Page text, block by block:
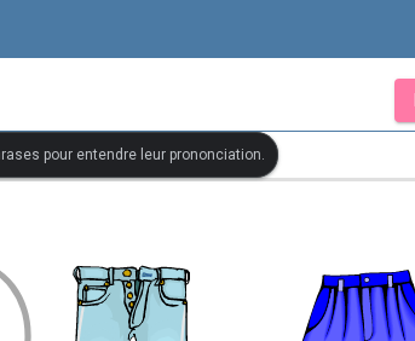
pour entendre leur prononciation.